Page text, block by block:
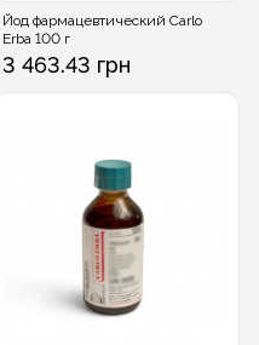
Йод фармацевтический Carlo
Erba 100 г
3 463.43 грн